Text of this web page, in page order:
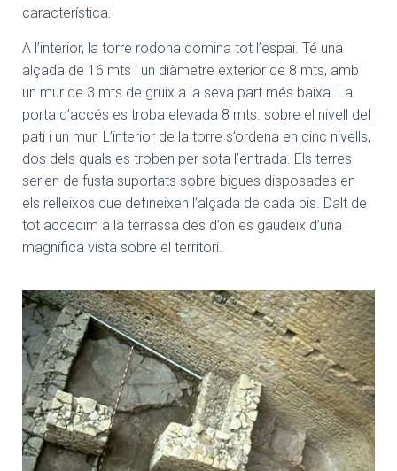
característica.
A l’interior, la torre rodona domina tot l’espai. Té una
alçada de 16 mts i un diàmetre exterior de 8 mts, amb
un mur de 3 mts de gruix a la seva part més baixa. La
porta d’accés es troba elevada 8 mts. sobre el nivell del
pati i un mur. L’interior de la torre s’ordena en cinc nivells,
dos dels quals es troben per sota l’entrada. Els terres
serien de fusta suportats sobre bigues disposades en
els relleixos que defineixen l’alçada de cada pis. Dalt de
tot accedim a la terrassa des d’on es gaudeix d’una
magnífica vista sobre el territori.